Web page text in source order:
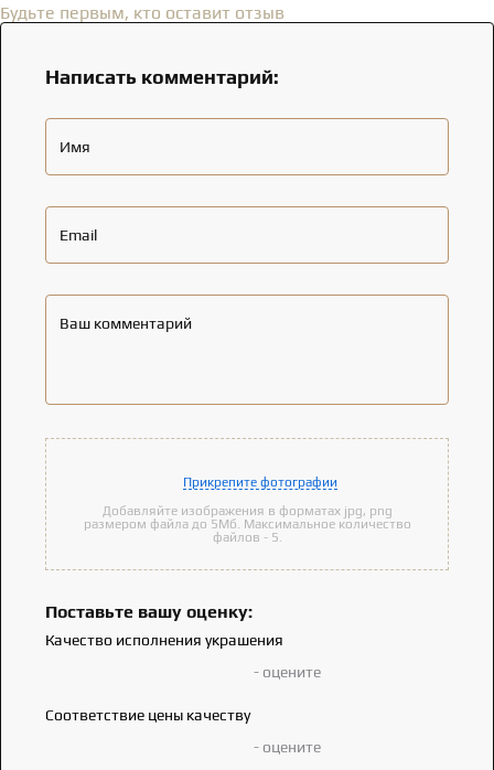
Будьте первым, кто оставит отзыв
Написать комментарий:
Имя
Email
Ваш комментарий
Прикрепите фотографии
Добавляйте изображения в форматах jpg, png
размером файла до 5Мб. Максимальное количество
файлов - 5.
Поставьте вашу оценку:
Качество исполнения украшения
- оцените
Соответствие цены качеству
- оцените